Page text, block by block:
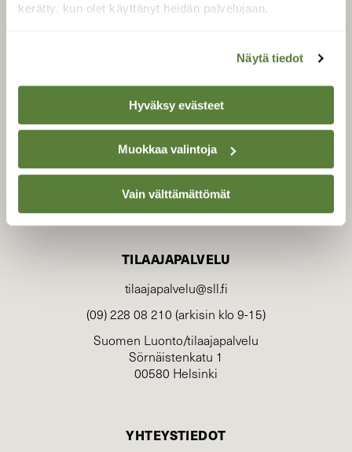
kerätty, kun olet käyttänyt heidän palvelujaan.
Näytä tiedot
Hyväksy evästeet
Muokkaa valintoja
Vain välttämättömät
Suomen Luonto -lehden
luonnonsuojelu­liitto.
TILAAJAPALVELU
tilaajapalvelu@sll.fi
(09) 228 08 210 (arkisin klo 9-15)
Suomen Luonto/tilaajapalvelu
Sörnäistenkatu 1
00580 Helsinki
YHTEYSTIEDOT